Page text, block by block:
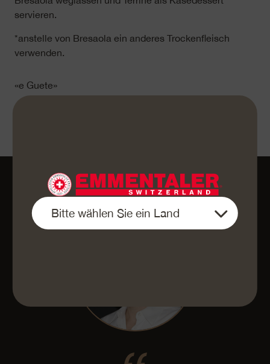
servieren.
*anstelle von Bresaola ein anderes Trockenfleisch
verwenden.
«e Guete»